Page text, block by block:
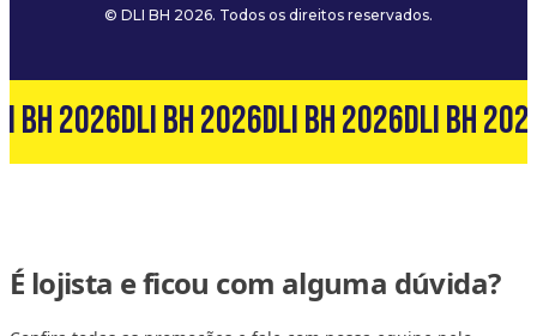
© DLI BH 2026. Todos os direitos reservados.
BH 2026DLI BH 2026DLI BH 2026DLI BH
É lojista e ficou com alguma dúvida?